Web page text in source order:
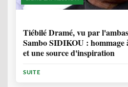
Tiébilé Dramé, vu par
Sambo SIDIKOU :
et une source d'inspiration
SUITE